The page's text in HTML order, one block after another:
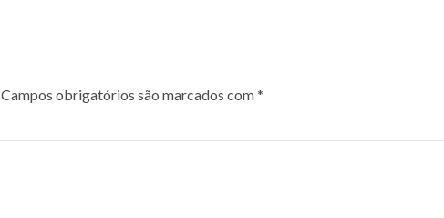
Campos obrigatórios são marcados com*